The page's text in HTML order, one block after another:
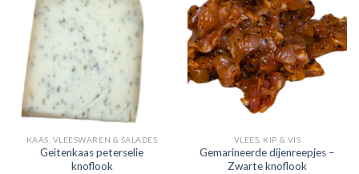
Zet in
mijn
favorieten
KAAS, VLEESWAREN & SALADES
Geitenkaas peterselie
knoflook
Zet in
mijn
favorieten
VLEES, KIP & VIS
Gemarineerde dijenreepjes –
Zwarte knoflook